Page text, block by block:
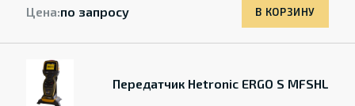
Цена:по запросу В КОРЗИНУ
Передатчик Hetronic ERGO S MFSHL